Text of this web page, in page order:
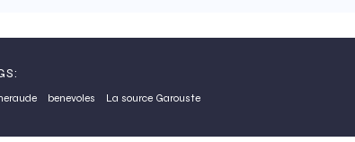
benevoles La source Garouste